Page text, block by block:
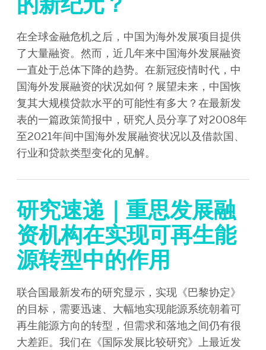
在全球金融危机之后，中国为海外发展项目提供
了大量融资。然而，近几年来中国海外发展融资
一直处于总体下降的趋势。在新冠疫情时代，中
国海外发展融资的状况如何？展望未来，中国恢
复其大规模贷款水平的可能性有多大？在最新发
表的一篇政策简报中，研究人员分享了对2008年
至2021年间中国海外发展融资状况以及借款国、
行业和贷款类型变化的见解。
研究速递｜重思发展融
资机构在实现可再生能
源转型中的作用
联合国最新发布的研究显示，实现《巴黎协定》
的目标，需要迅速、大幅地实现能源系统朝着可
再生能源方向的转型，但需求和落地之间仍有很
大差距。我们在《国际发展比较研究》上最近发